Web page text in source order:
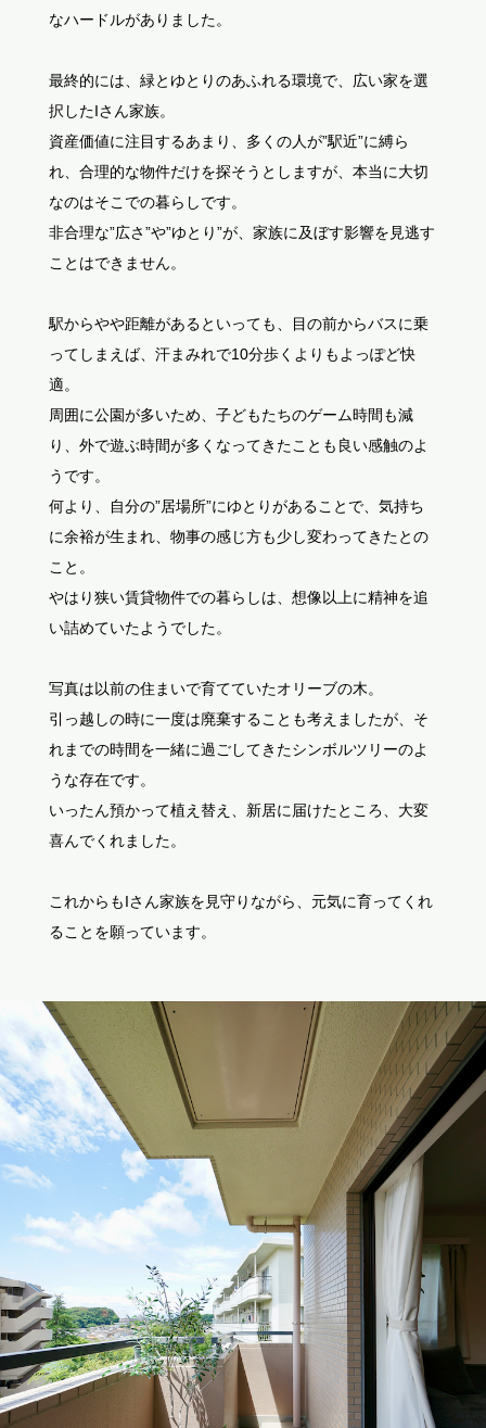
なハードルがありました。
最終的には、緑とゆとりのあふれる環境で、広い家を選
択したIさん家族。
資産価値に注目するあまり、多くの人が”駅近”に縛ら
れ、合理的な物件だけを探そうとしますが、本当に大切
なのはそこでの暮らしです。
非合理な”広さ”や”ゆとり”が、家族に及ぼす影響を見逃す
ことはできません。
駅からやや距離があるといっても、目の前からバスに乗
ってしまえば、汗まみれで10分歩くよりもよっぽど快
適。
周囲に公園が多いため、子どもたちのゲーム時間も減
り、外で遊ぶ時間が多くなってきたことも良い感触のよ
うです。
何より、自分の”居場所”にゆとりがあることで、気持ち
に余裕が生まれ、物事の感じ方も少し変わってきたとの
こと。
やはり狭い賃貸物件での暮らしは、想像以上に精神を追
い詰めていたようでした。
写真は以前の住まいで育てていたオリーブの木。
引っ越しの時に一度は廃棄することも考えましたが、そ
れまでの時間を一緒に過ごしてきたシンボルツリーのよ
うな存在です。
いったん預かって植え替え、新居に届けたところ、大変
喜んでくれました。
これからもIさん家族を見守りながら、元気に育ってくれ
ることを願っています。